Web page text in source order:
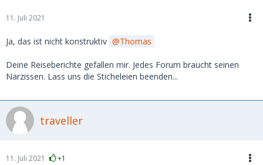
11. Juli 2021
Ja, das ist nicht konstruktiv Thomas
Deine Reiseberichte gefallen mir. Jedes Forum braucht seinen
Narzissen. Lass uns die Sticheleien beenden...
traveller
11. Juli 2021 +1